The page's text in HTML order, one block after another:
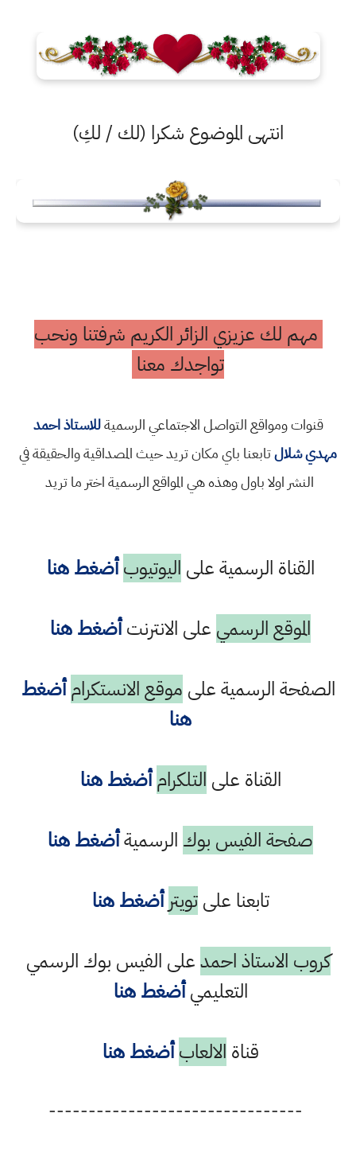
انتهى الموضوع شكرا (لك / لكِ)
مهم لك عزيزي الزائر الكريم شرفتنا ونحب
تواجدك معنا
قنوات ومواقع التواصل الاجتماعي الرسميةللاستاذ احمد
شلالتابعنا باي مكان تريد حيث المصداقية والحقيقة في
النشر اولا باول وهذه هي المواقع الرسمية اختر ما تريد
القناة الرسمية علىاليوتيوبأضغط هنا
الموقع الرسميعلى الانترنتأضغط هنا
الرسمية علىموقع الانستكرامأضغط
القناة علىالتلكرامأضغط هنا
صفحة الفيس بوك الرسميةأضغط هنا
تابعنا علىتويتر أضغط هنا
الاستاذ احمدعلى الفيس بوك الرسمي
التعليميأضغط هنا
قناةالالعابأضغط هنا
--------------------------------